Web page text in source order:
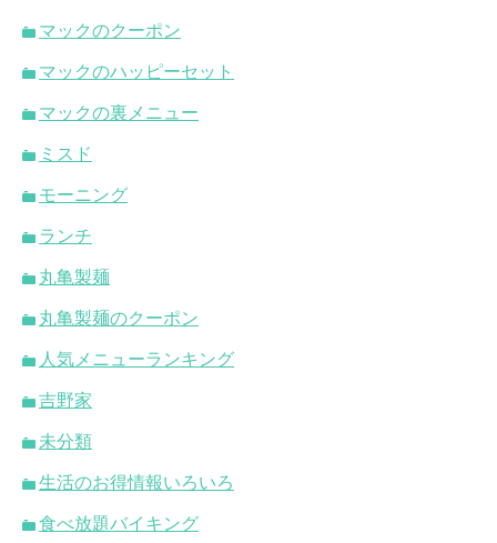
マックのクーポン
マックのハッピーセット
マックの裏メニュー
ミスド
モーニング
ランチ
丸亀製麺
丸亀製麺のクーポン
人気メニューランキング
吉野家
未分類
生活のお得情報いろいろ
食べ放題バイキング